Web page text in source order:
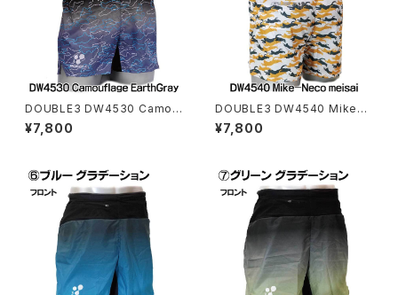
DOUBLE3 DW4530 Camou
flage Earth Gray ランニング
パンツマルチポケット（インナー
¥7,800
DOUBLE3 DW4540 Mike-N
eco meisai BaigexBlack ラ
ンニングパンツマルチポケット
¥7,800